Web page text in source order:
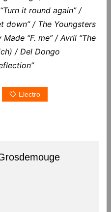
it round again” /
down” / The Youngsters
“F. me” / Avril “The
/ Del Dongo
Electro